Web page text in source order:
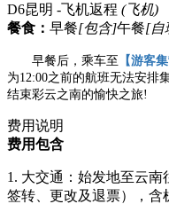
D6昆明 -飞机返程 (飞机)
餐食： 早餐[包含]午餐[自
早餐后，乘车至 【游客
为12:00之前的航班无法安排
结束彩云之南的愉快之旅!
费用说明
费用包含
1. 大交通：始发地至云
签转、更改及退票），含